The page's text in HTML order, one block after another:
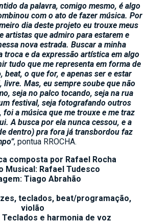
da palavra, comigo mesmo, é algo
com o ato de fazer música. Por
dia deste projeto eu trouxe meus
artistas que admiro para estarem e
nova estrada. Buscar a minha
troca e da expressão artística em algo
tudo que me representa em forma de
beat, o que for, e apenas ser e estar
livre. Mas, eu sempre soube que não
seja no palco tocando, seja na rua
festival, seja fotografando outros
a música que me trouxe e me traz
A busca por ela nunca cessou, e a
dentro) pra fora já transbordou faz
, pontua RROCHA.
composta por Rafael Rocha
Musical: Rafael Tudesco
Tiago Abrahão
teclados, beat/programação,
violão
Teclados e harmonia de voz